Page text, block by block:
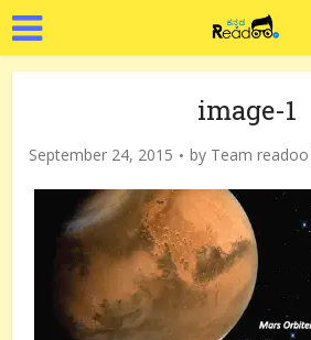
image-1
September 24, 2015 by Team